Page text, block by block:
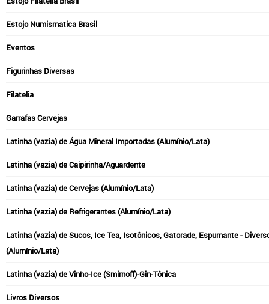
Estojo Numismatica Brasil
Eventos
Figurinhas Diversas
Filatelia
Garrafas Cervejas
Latinha (vazia) de Água Mineral Importadas (Alumínio/Lata)
Latinha (vazia) de Caipirinha/Aguardente
Latinha (vazia) de Cervejas (Alumínio/Lata)
Latinha (vazia) de Refrigerantes (Alumínio/Lata)
Latinha (vazia) de Sucos, Ice Tea, Isotônicos, Gatorade, Espumante -
(Alumínio/Lata)
Latinha (vazia) de Vinho-Ice (Smirnoff)-Gin-Tônica
Livros Diversos